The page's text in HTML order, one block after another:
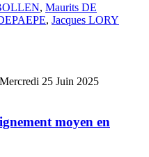
, Maurits DE
, Jacques LORY
25 Juin 2025
moyen en